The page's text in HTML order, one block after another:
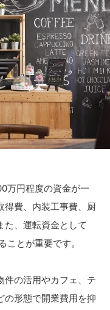
万円程度の資金が一
得費、内装工事費、厨
た、運転資金として
とが重要です。
件の活用やカフェ、テ
の形態で開業費用を抑